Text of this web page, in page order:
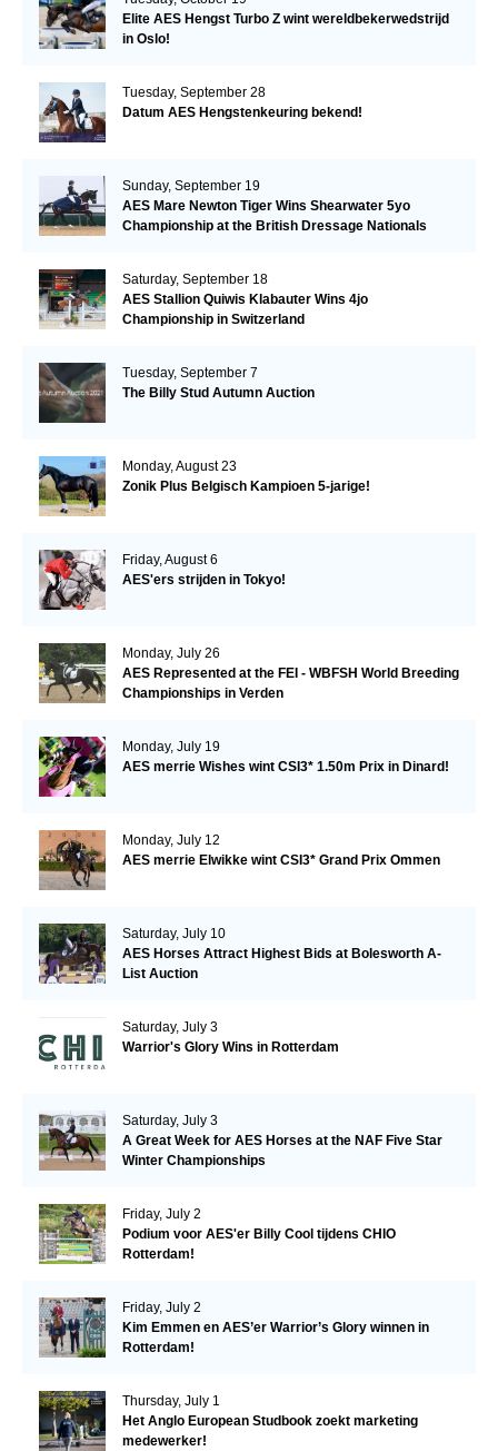
Elite AES Hengst Turbo Z wint wereldbekerwedstrijd
in Oslo!
Tuesday, September 28
Datum AES Hengstenkeuring bekend!
Sunday, September 19
AES Mare Newton Tiger Wins Shearwater 5yo
Championship at the British Dressage Nationals
Saturday, September 18
AES Stallion Quiwis Klabauter Wins 4jo
Championship in Switzerland
Tuesday, September 7
The Billy Stud Autumn Auction
Monday, August 23
Zonik Plus Belgisch Kampioen 5-jarige!
Friday, August 6
AES'ers strijden in Tokyo!
Monday, July 26
AES Represented at the FEI - WBFSH World Breeding
Championships in Verden
Monday, July 19
AES merrie Wishes wint CSI3* 1.50m Prix in Dinard!
Monday, July 12
AES merrie Elwikke wint CSI3* Grand Prix Ommen
Saturday, July 10
AES Horses Attract Highest Bids at Bolesworth A-
List Auction
Saturday, July 3
Warrior's Glory Wins in Rotterdam
Saturday, July 3
A Great Week for AES Horses at the NAF Five Star
Winter Championships
Friday, July 2
Podium voor AES'er Billy Cool tijdens CHIO
Rotterdam!
Friday, July 2
Kim Emmen en AES’er Warrior’s Glory winnen in
Rotterdam!
Thursday, July 1
Het Anglo European Studbook zoekt marketing
medewerker!